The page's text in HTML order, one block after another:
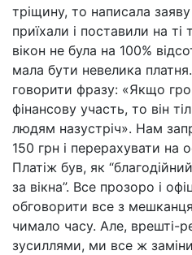
тріщину, то написала
приїхали і поставили на
вікон не була на 100%
мала бути невелика
говорити фразу: «Якщо
фінансову участь, то він
людям назустріч». Нам
150 грн і перерахувати на
Платіж був, як
за вікна”. Все прозоро і
обговорити все з
чимало часу. Але, врешті-
зусиллями, ми все ж